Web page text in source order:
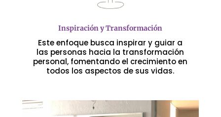
Inspiración y Transformación
Este enfoque busca inspirar y guiar a
las personas hacia la transformación
personal, fomentando el crecimiento en
todos los aspectos de sus vidas.